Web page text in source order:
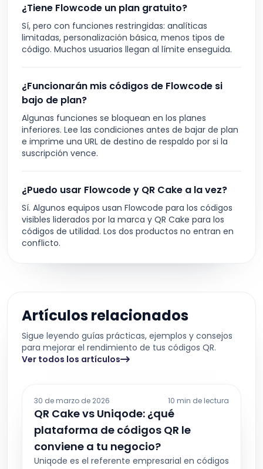
¿Tiene Flowcode un plan gratuito?
Sí, pero con funciones restringidas: analíticas
limitadas, personalización básica, menos tipos de
código. Muchos usuarios llegan al límite enseguida.
¿Funcionarán mis códigos de Flowcode si
bajo de plan?
Algunas funciones se bloquean en los planes
inferiores. Lee las condiciones antes de bajar de plan
e imprime una URL de destino de respaldo por si la
suscripción vence.
¿Puedo usar Flowcode y QR Cake a la vez?
Sí. Algunos equipos usan Flowcode para los códigos
visibles liderados por la marca y QR Cake para los
códigos de utilidad. Los dos productos no entran en
conflicto.
Artículos relacionados
Sigue leyendo guías prácticas, ejemplos y consejos
para mejorar el rendimiento de tus códigos QR.
Ver todos los artículos
30 de marzo de 2026 10 min de lectura
QR Cake vs Uniqode: ¿qué
plataforma de códigos QR le
conviene a tu negocio?
Uniqode es el referente empresarial en códigos